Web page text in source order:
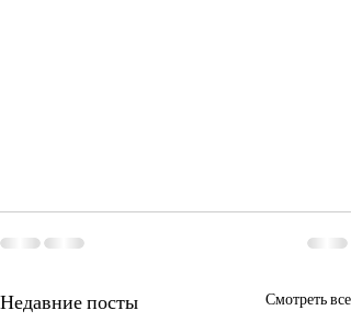
Недавние посты Смотреть все